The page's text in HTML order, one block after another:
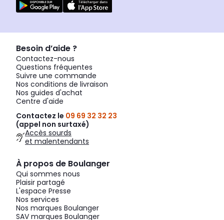
Besoin d’aide ?
Contactez-nous
Questions fréquentes
Suivre une commande
Nos conditions de livraison
Nos guides d'achat
Centre d'aide
Contactez le 09 69 32 32 23
(appel non surtaxé)
Accès sourds
et malentendants
À propos de Boulanger
Qui sommes nous
Plaisir partagé
L'espace Presse
Nos services
Nos marques Boulanger
SAV marques Boulanger